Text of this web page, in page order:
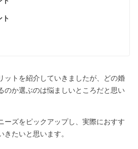
ト
ットを紹介していきましたが、どの婚
のか選ぶのは悩ましいところだと思い
ーズをピックアップし、実際におすす
たいと思います。